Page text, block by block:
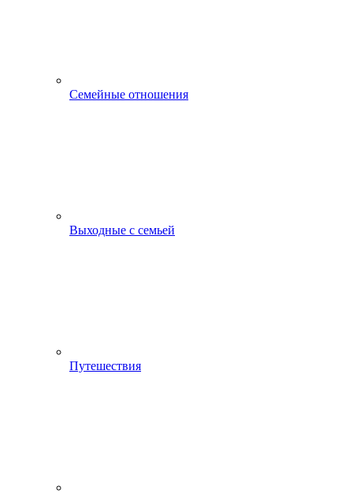
Семейные отношения
Выходные с семьей
Путешествия